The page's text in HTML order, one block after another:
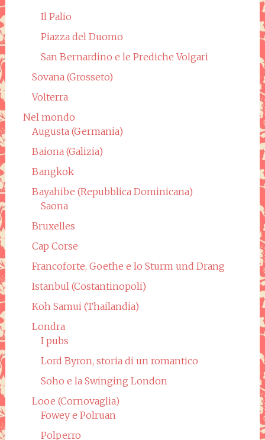
Il Palio
Piazza del Duomo
San Bernardino e le Prediche Volgari
Sovana (Grosseto)
Volterra
Nel mondo
Augusta (Germania)
Baiona (Galizia)
Bangkok
Bayahibe (Repubblica Dominicana)
Saona
Bruxelles
Cap Corse
Francoforte, Goethe e lo Sturm und Drang
Istanbul (Costantinopoli)
Koh Samui (Thailandia)
Londra
I pubs
Lord Byron, storia di un romantico
Soho e la Swinging London
Looe (Cornovaglia)
Fowey e Polruan
Polperro